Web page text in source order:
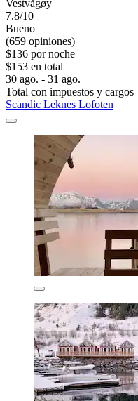
Vestvågøy
7.8/10
Bueno
(659 opiniones)
$136 por noche
$153 en total
30 ago. - 31 ago.
Total con impuestos y cargos
Scandic Leknes Lofoten